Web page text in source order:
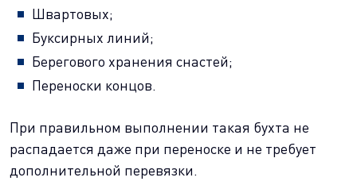
Швартовых;
Буксирных линий;
Берегового хранения снастей;
Переноски концов.
При правильном выполнении такая бухта не
распадается даже при переноске и не требует
дополнительной перевязки.